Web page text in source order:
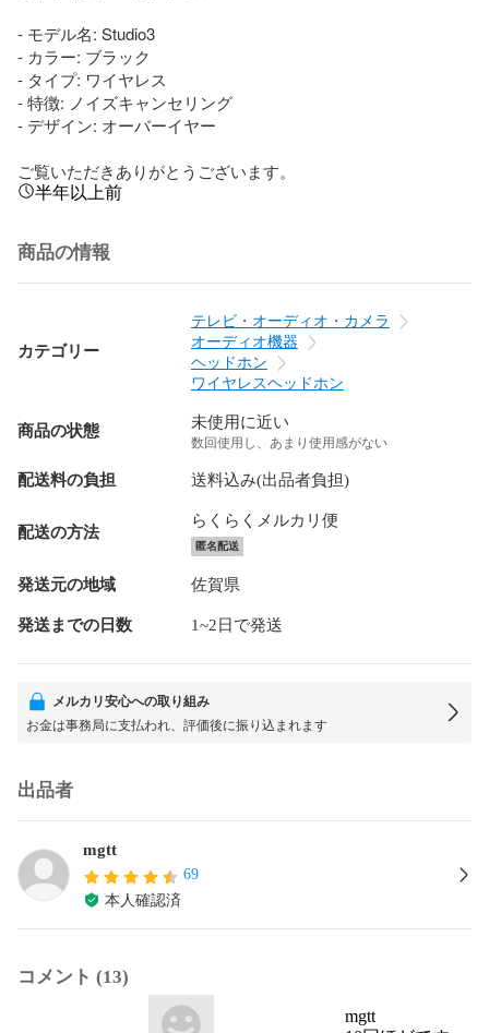
- モデル名: Studio3
- カラー: ブラック
- タイプ: ワイヤレス
- 特徴: ノイズキャンセリング
- デザイン: オーバーイヤー
ご覧いただきありがとうございます。
半年以上前
商品の情報
カテゴリー
テレビ・オーディオ・カメラ
オーディオ機器
ヘッドホン
ワイヤレスヘッドホン
商品の状態 未使用に近い
数回使用し、あまり使用感がない
配送料の負担 送料込み(出品者負担)
配送の方法
らくらくメルカリ便
匿名配送
発送元の地域 佐賀県
発送までの日数 1~2日で発送
メルカリ安心への取り組み
お金は事務局に支払われ、評価後に振り込まれます
出品者
mgtt
69
本人確認済
コメント (13)
mgtt